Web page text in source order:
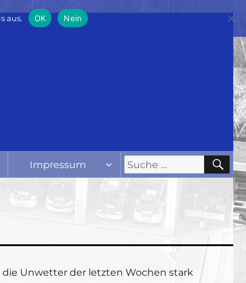
Impressum
Suche
nach:
die Unwetter der letzten Wochen stark
aus. OK Nein